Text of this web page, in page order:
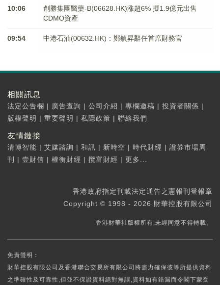
10:06
創勝集團醫藥-B(06628.HK)涨超6% 擬1.9億元出售
CDMO資產
09:54 中港石油(00632.HK)：鄭鎮昇辭任首席財務官
相關訊息
法定公告欄 | 廣告查詢 | 公司介紹 | 專欄邀稿 | 投資者關係 |
版權聲明 | 重要聲明 | 私隱政策 | 聯絡我們
友情鏈接
清博智能 | 艾媒諮詢 | 和訊 | 新時空 | 時代財經 | 證券市場周
刊
| 壹財信 | 權衡財經 | 攬富財經 | 更多...
香港政府指定刊載法定通告之憲報刊登報章
Copyright © 1998 - 2026 財華控股有限公司
香港財華社版權所有,未經同意不得轉載。
免責聲明：
財華控股有限公司及香港聯合交易所有限公司將盡力確保彼等所提供資料
之準確性及可靠性,但並不保證資料絕對無誤,資料如有錯漏而令閣下蒙受